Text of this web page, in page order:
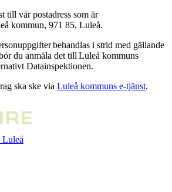
till vår postadress som är
kommun, 971 85, Luleå.
behandlas i strid med gällande
du anmäla det till Luleå kommuns
Datainspektionen.
ska ske via Luleå kommuns e-tjänst.
Luleå